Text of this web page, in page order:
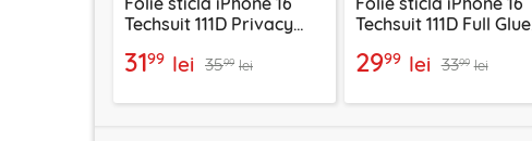
Techsuit 111D Privacy
3199 lei 3599 lei
Techsuit 111D Full Glue
2999 lei 3399 lei